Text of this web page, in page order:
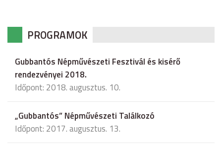
PROGRAMOK
Gubbantós Népművészeti Fesztivál és kisérő
rendezvényei 2018.
Időpont: 2018. augusztus. 10.
„Gubbantós” Népművészeti Találkozó
Időpont: 2017. augusztus. 13.